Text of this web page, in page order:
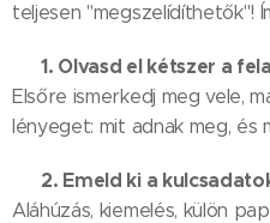
teljesen "megszelídíthetők"!
📝1. Olvasd el kétszer a
Elsőre ismerkedj meg vele,
lényeget: mit adnak meg, és
2. Emeld ki a
Aláhúzás, kiemelés, külön